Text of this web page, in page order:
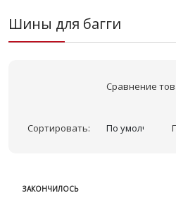
Шины для багги
Сравнение
Сортировать:
ЗАКОНЧИЛОСЬ